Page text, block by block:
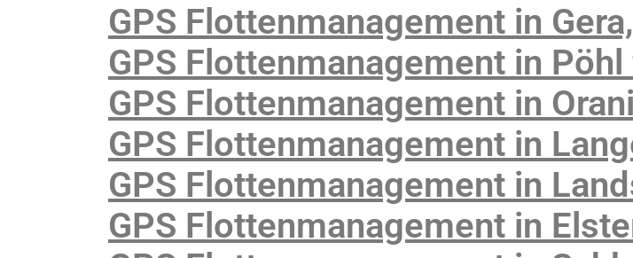
GPS Flottenmanagement in
GPS Flottenmanagement in
GPS Flottenmanagement in
GPS Flottenmanagement in
GPS Flottenmanagement in
GPS Flottenmanagement in